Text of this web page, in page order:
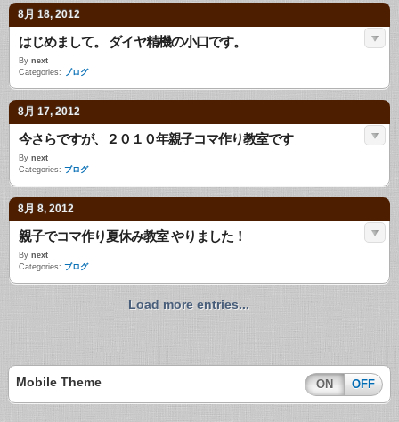
8月 18, 2012
はじめまして。 ダイヤ精機の小口です。
By next
Categories: ブログ
8月 17, 2012
今さらですが、２０１０年親子コマ作り教室です
By next
Categories: ブログ
8月 8, 2012
親子でコマ作り夏休み教室 やりました！
By next
Categories: ブログ
Load more entries...
Mobile Theme ON OFF